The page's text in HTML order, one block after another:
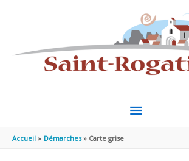
MENU
Accueil Démarches Carte grise